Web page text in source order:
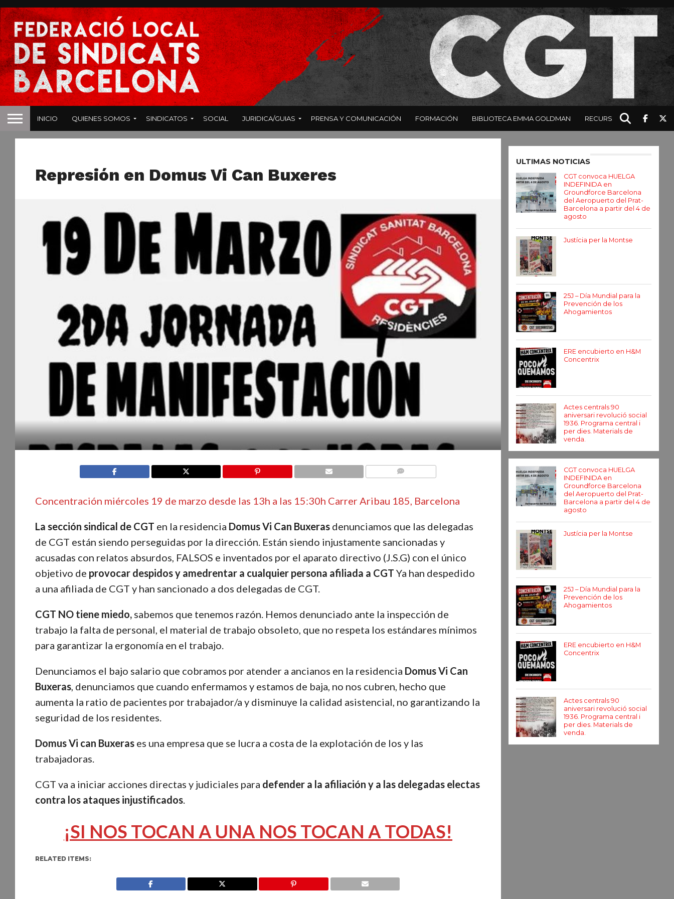
INICIO QUIENES SOMOS SINDICATOS SOCIAL JURIDICA/GUIAS PRENSA Y COMUNICACIÓN FORMACIÓN BIBLIOTECA EMMA GOLDMAN RECURSOS
Represión en Domus Vi Can Buxeres
Concentración miércoles 19 de marzo desde las 13h a las 15:30h Carrer Aribau 185, Barcelona
La sección sindical de CGT en la residencia Domus Vi Can Buxeras denunciamos que las delegadas
de CGT están siendo perseguidas por la dirección. Están siendo injustamente sancionadas y
acusadas con relatos absurdos, FALSOS e inventados por el aparato directivo (J.S.G) con el único
objetivo de provocar despidos y amedrentar a cualquier persona afiliada a CGT Ya han despedido
a una afiliada de CGT y han sancionado a dos delegadas de CGT.
CGT NO tiene miedo, sabemos que tenemos razón. Hemos denunciado ante la inspección de
trabajo la falta de personal, el material de trabajo obsoleto, que no respeta los estándares mínimos
para garantizar la ergonomía en el trabajo.
Denunciamos el bajo salario que cobramos por atender a ancianos en la residencia Domus Vi Can
Buxeras, denunciamos que cuando enfermamos y estamos de baja, no nos cubren, hecho que
aumenta la ratio de pacientes por trabajador/a y disminuye la calidad asistencial, no garantizando la
seguridad de los residentes.
Domus Vi can Buxeras es una empresa que se lucra a costa de la explotación de los y las
trabajadoras.
CGT va a iniciar acciones directas y judiciales para defender a la afiliación y a las delegadas electas
contra los ataques injustificados.
¡SI NOS TOCAN A UNA NOS TOCAN A TODAS!
RELATED ITEMS:
ULTIMAS NOTICIAS
CGT convoca HUELGA
INDEFINIDA en
Groundforce Barcelona
del Aeropuerto del Prat-
Barcelona a partir del 4 de
agosto
Justícia per la Montse
25J – Día Mundial para la
Prevención de los
Ahogamientos
ERE encubierto en H&M
Concentrix
Actes centrals 90
aniversari revolució social
1936. Programa central i
per dies. Materials de
venda.
CGT convoca HUELGA
INDEFINIDA en
Groundforce Barcelona
del Aeropuerto del Prat-
Barcelona a partir del 4 de
agosto
Justícia per la Montse
25J – Día Mundial para la
Prevención de los
Ahogamientos
ERE encubierto en H&M
Concentrix
Actes centrals 90
aniversari revolució social
1936. Programa central i
per dies. Materials de
venda.